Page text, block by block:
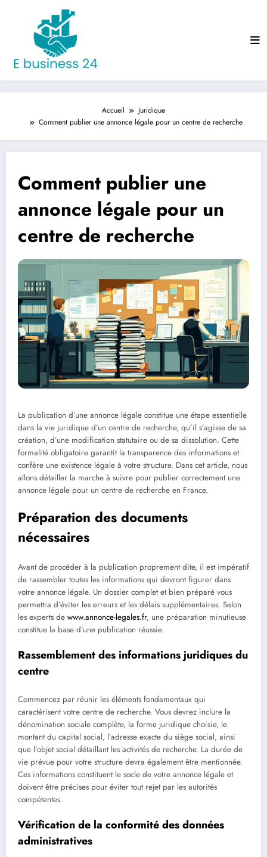
Accueil
Juridique
Comment publier une annonce légale pour un centre de recherche
Comment publier une
annonce légale pour un
centre de recherche
La publication d’une annonce légale constitue une étape essentielle
dans la vie juridique d’un centre de recherche, qu’il s’agisse de sa
création, d’une modification statutaire ou de sa dissolution. Cette
formalité obligatoire garantit la transparence des informations et
confère une existence légale à votre structure. Dans cet article, nous
allons détailler la marche à suivre pour publier correctement une
annonce légale pour un centre de recherche en France.
Préparation des documents
nécessaires
Avant de procéder à la publication proprement dite, il est impératif
de rassembler toutes les informations qui devront figurer dans
votre annonce légale. Un dossier complet et bien préparé vous
permettra d’éviter les erreurs et les délais supplémentaires. Selon
les experts de www.annonce-legales.fr, une préparation minutieuse
constitue la base d’une publication réussie.
Rassemblement des informations juridiques du
centre
Commencez par réunir les éléments fondamentaux qui
caractérisent votre centre de recherche. Vous devrez inclure la
dénomination sociale complète, la forme juridique choisie, le
montant du capital social, l’adresse exacte du siège social, ainsi
que l’objet social détaillant les activités de recherche. La durée de
vie prévue pour votre structure devra également être mentionnée.
Ces informations constituent le socle de votre annonce légale et
doivent être précises pour éviter tout rejet par les autorités
compétentes.
Vérification de la conformité des données
administratives